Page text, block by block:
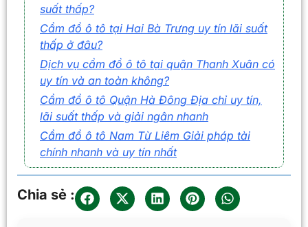
suất thấp?
Cầm đồ ô tô tại Hai Bà Trưng uy tín lãi suất
thấp ở đâu?
Dịch vụ cầm đồ ô tô tại quận Thanh Xuân có
uy tín và an toàn không?
Cầm đồ ô tô Quận Hà Đông Địa chỉ uy tín,
lãi suất thấp và giải ngân nhanh
Cầm đồ ô tô Nam Từ Liêm Giải pháp tài
chính nhanh và uy tín nhất
Chia sẻ :